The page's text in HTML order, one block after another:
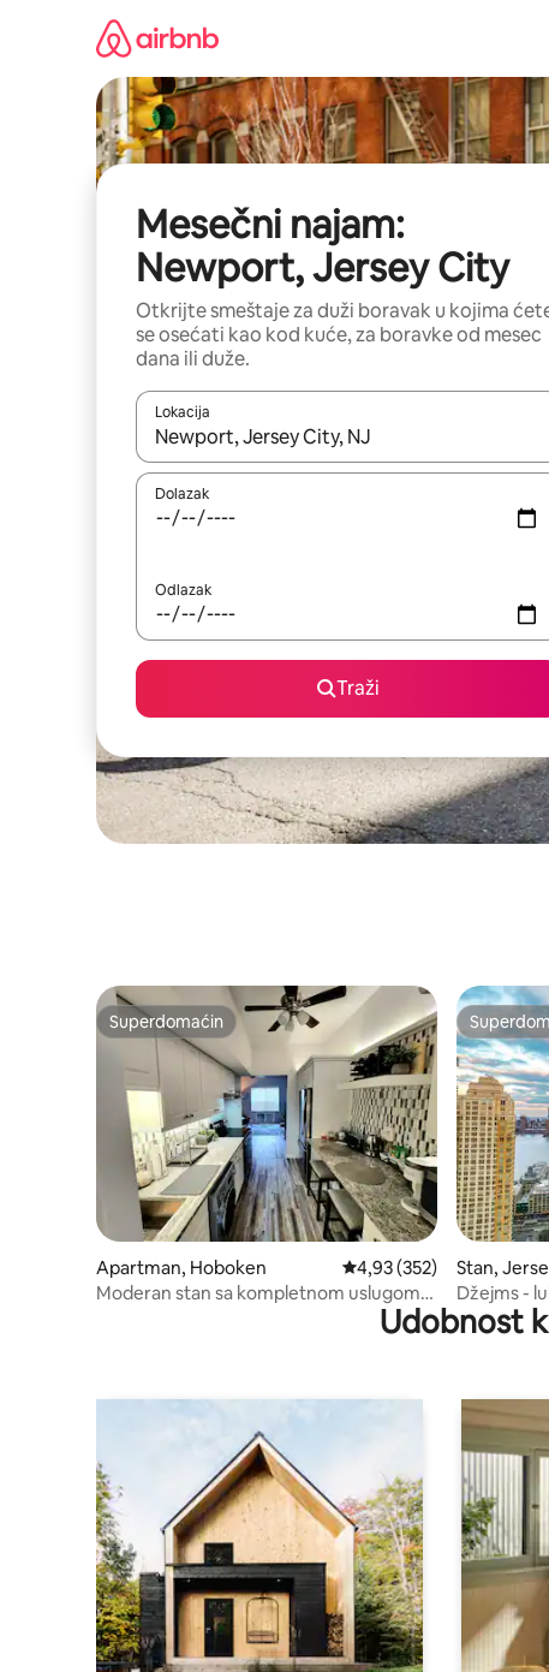
Mesečni najam:
Newport, Jersey City
Otkrijte smeštaje za duži boravak u kojima
se osećati kao kod kuće, za boravke od mesec
dana ili duže.
Lokacija
Kad su rezultati dostupni, možete da se krećete
Dolazak
Odlazak
Traži
Superdomaćin
Superdomaćin
Apartman, Hoboken Prosečna ocena 4,93 od
4,93 (352)
Moderan stan sa kompletnom uslugom.
Stan,
Džejms -
u blizini
Udobnost